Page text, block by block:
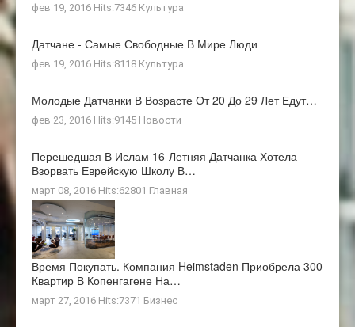
фев 19, 2016 Hits:7346 Культура
Датчане - Самые Свободные В Мире Люди
фев 19, 2016 Hits:8118 Культура
Молодые Датчанки В Возрасте От 20 До 29 Лет Едут…
фев 23, 2016 Hits:9145 Новости
Перешедшая В Ислам 16-Летняя Датчанка Хотела
Взорвать Еврейскую Школу В…
март 08, 2016 Hits:62801 Главная
Время Покупать. Компания Heimstaden Приобрела 300
Квартир В Копенгагене На…
март 27, 2016 Hits:7371 Бизнес